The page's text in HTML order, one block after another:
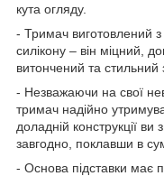
кута огляду.
- Тримач виготовлений з
силікону – він міцний,
витончений та стильний
- Незважаючи на свої
тримач надійно
доладній конструкції
завгодно, поклавши в
- Основа підставки має